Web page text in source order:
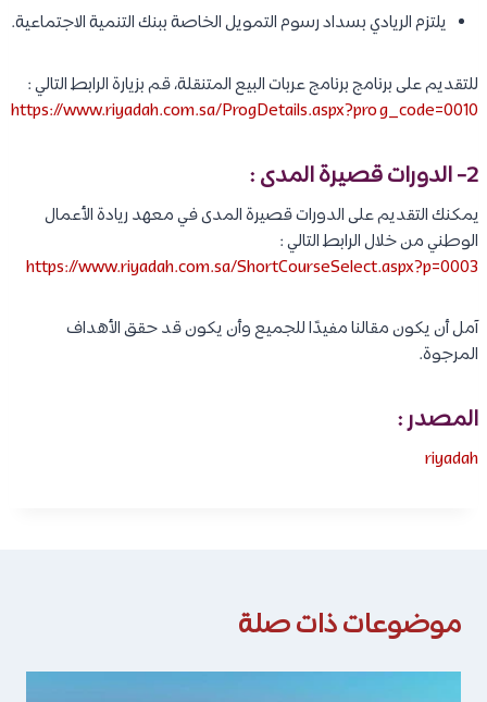
يلتزم الريادي بسداد رسوم التمويل الخاصة ببنك التنمية الاجتماعية.
للتقديم على برنامج برنامج عربات البيع المتنقلة، قم بزيارة الرابط التالي :
https://www.riyadah.com.sa/ProgDetails.aspx?prog_code=0010
2- الدورات قصيرة المدى :
يمكنك التقديم على الدورات قصيرة المدى في معهد ريادة الأعمال
الوطني من خلال الرابط التالي :
https://www.riyadah.com.sa/ShortCourseSelect.aspx?p=0003
آمل أن يكون مقالنا مفيدًا للجميع وأن يكون قد حقق الأهداف
المرجوة.
المصدر :
riyadah
موضوعات ذات صلة